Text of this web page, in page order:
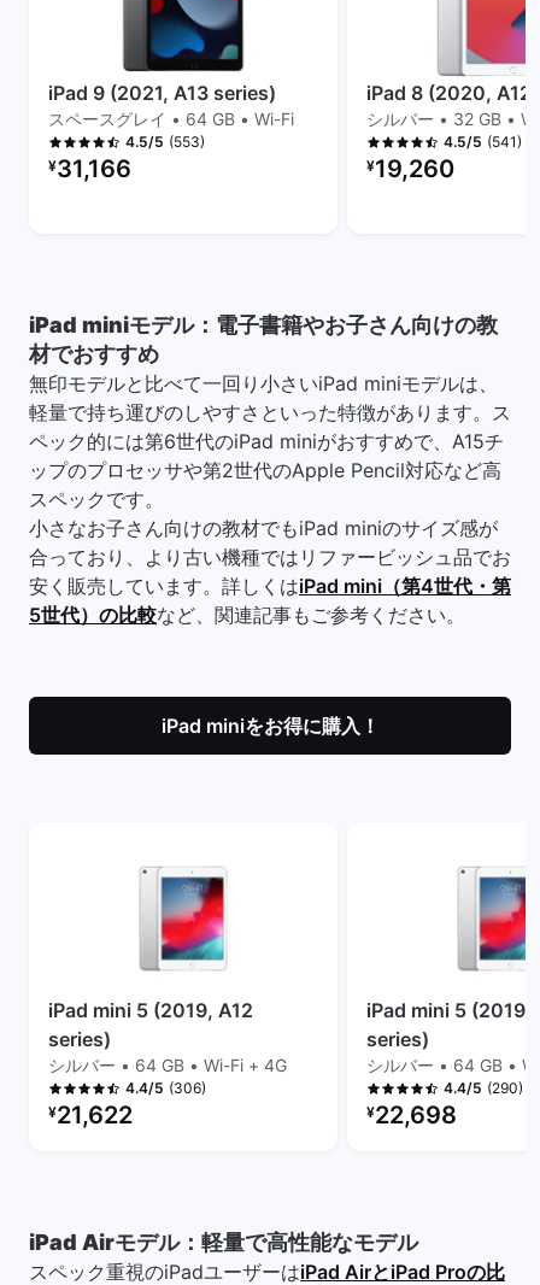
iPad 9 (2021, A13 series)
スペースグレイ • 64 GB • Wi-Fi
4.5/5 (553)
リファービッシュ品の価格：
¥31,166
iPad 8 (2020, A12
シルバー • 32 GB •
4.5/5 (541)
リファービッシュ品の
¥19,260
iPad miniモデル：電子書籍やお子さん向けの教
材でおすすめ
無印モデルと比べて一回り小さいiPad miniモデルは、
軽量で持ち運びのしやすさといった特徴があります。ス
ペック的には第6世代のiPad miniがおすすめで、A15チ
ップのプロセッサや第2世代のApple Pencil対応など高
スペックです。
小さなお子さん向けの教材でもiPad miniのサイズ感が
合っており、より古い機種ではリファービッシュ品でお
安く販売しています。詳しくはiPad mini（第4世代・第
5世代）の比較など、関連記事もご参考ください。
iPad miniをお得に購入！
iPad mini 5 (2019, A12
series)
シルバー • 64 GB • Wi-Fi + 4G
4.4/5 (306)
リファービッシュ品の価格：
¥21,622
iPad mini 5 (2019,
series)
シルバー • 64 GB •
4.4/5 (290)
リファービッシュ品の
¥22,698
iPad Airモデル：軽量で高性能なモデル
スペック重視のiPadユーザーはiPad AirとiPad Proの比